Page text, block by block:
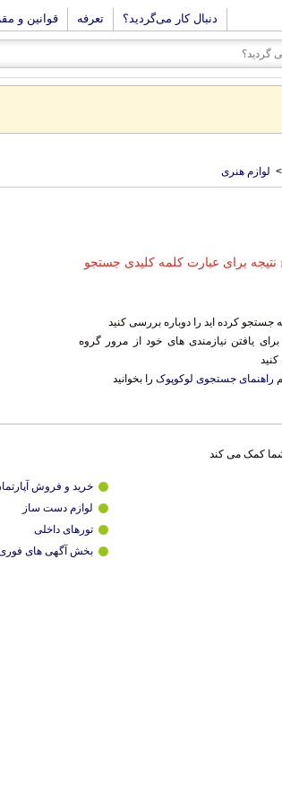
دنبال کار می‌گردید؟ تعرفه قوانین و
> لوازم هنری
نتیجه برای عبارت کلمه کلیدی جستجو
جستجو کرده اید را دوباره بررسی کنید
یافتن نیازمندی های خود از مرور گروه
راهنمای جستجوی لوکوپوک را بخوانید
کمک می کند
خرید و فروش
لوازم دست ساز
تورهای داخلی
بخش آگهی های